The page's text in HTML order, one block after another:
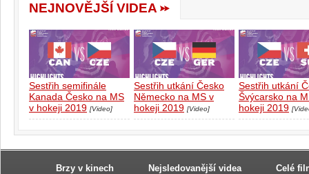
NEJNOVĚJŠÍ VIDEA
Sestřih semifinále
Kanada Česko na MS
v hokeji 2019 [Video]
Sestřih utkání Česko
Německo na MS v
hokeji 2019 [Video]
Sestřih utkání
Švýcarsko na
hokeji 2019
Brzy v kinech Nejsledovanější videa Celé